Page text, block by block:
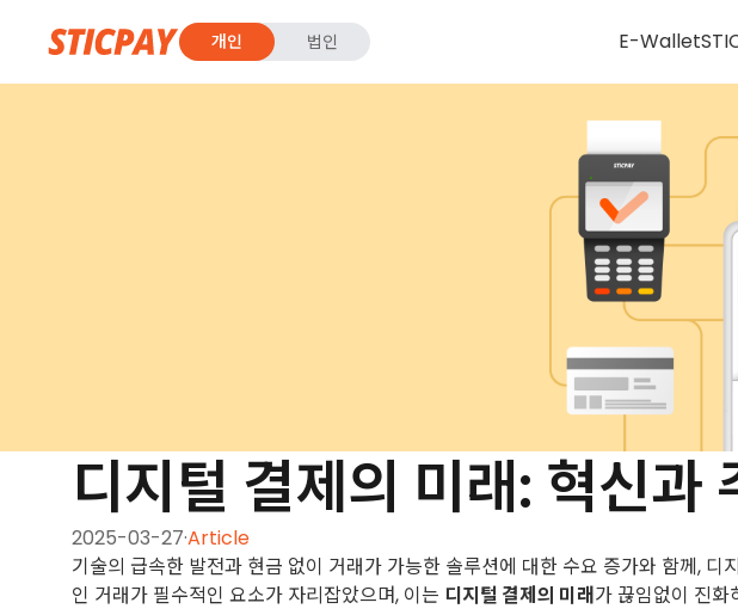
개인 법인 E-Wallet
디지털 결제의 미래: 혁신과
2025-03-27·Article
기술의 급속한 발전과 현금 없이 거래가 가능한 솔루션에 대한 수요 증가와 함께,
인 거래가 필수적인 요소가 자리잡았으며, 이는 디지털 결제의 미래가 끊임없이 진화